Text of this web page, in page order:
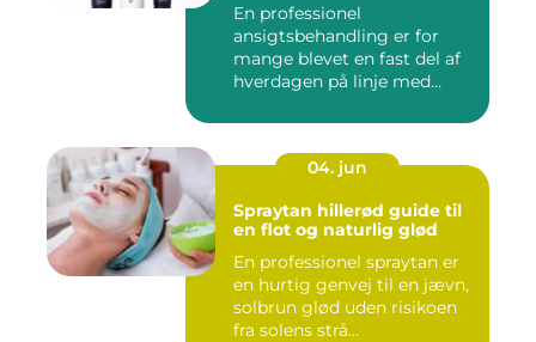
En professionel
ansigtsbehandling er for
mange blevet en fast del af
hverdagen på linje med
04. jun
Spraytan hillerød guide til
en flot og naturlig glød
En professionel spraytan er
en hurtig genvej til en jævn,
solbrun glød uden risikoen
fra solens strå...